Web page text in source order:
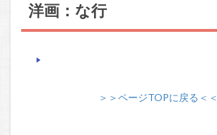
洋画：な行
＞＞ページTOPに戻る＜＜